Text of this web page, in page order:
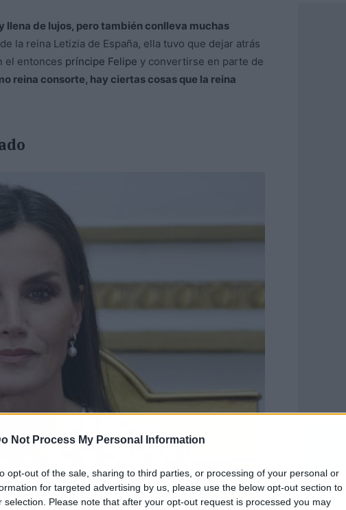
Not Process My Personal Information
opt-out of the sale, sharing to third parties, or processing of your personal or
for targeted advertising by us, please use the below opt-out section to
selection. Please note that after your opt-out request is processed you may
llena de lujos, pero también conlleva muchas
la reina Letizia de España, ella tuvo que dejar atrás
el entonces príncipe Felipe y convertirse en parte de
reina consorte, hay ciertas cosas que la reina